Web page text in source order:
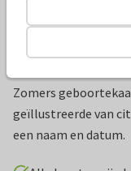
Zomers
geïllustreerde van
een naam en datum.